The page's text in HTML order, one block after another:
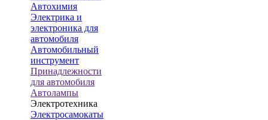
Автохимия
Электрика и
электроника для
автомобиля
Автомобильный
инструмент
Принадлежности
для автомобиля
Автолампы
Электротехника
Электросамокаты